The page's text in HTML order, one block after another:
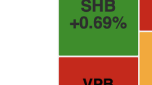
Đối thoại
Thế giới